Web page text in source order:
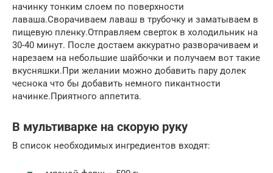
начинку тонким слоем по поверхности
лаваша.Сворачиваем лаваш в трубочку и заматываем в
пищевую пленку.Отправляем сверток в холодильник на
30-40 минут. После достаем аккуратно разворачиваем и
нарезаем на небольшие шайбочки и получаем вот такие
вкусняшки.При желании можно добавить пару долек
чеснока что бы добавить немного пикантности
начинке.Приятного аппетита.
В мультиварке на скорую руку
В список необходимых ингредиентов входят: